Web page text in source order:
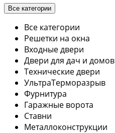
Все категории
Все категории
Решетки на окна
Входные двери
Двери для дач и домов
Технические двери
УльтраТерморазрыв
Фурнитура
Гаражные ворота
Ставни
Металлоконструкции